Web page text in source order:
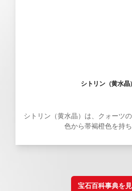
シトリン（黄水晶）
シトリン（黄水晶）は、クォーツ
色から帯褐橙色を持ち
宝石百科事典を